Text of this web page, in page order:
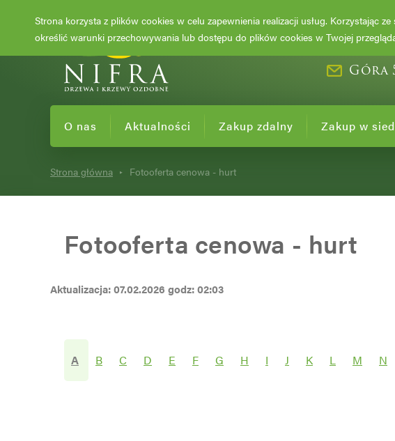
Góra
O nas Aktualności Zakup zdalny Zakup w
Strona główna Fotooferta cenowa - hurt
Fotooferta cenowa - hurt
Aktualizacja: 07.02.2026 godz: 02:03
Wybierz grupę roślin
A B C D E F G H I J K L M N
Strona korzysta z plików cookies w celu zapewnienia realizacji usług. Korzystając
określić warunki przechowywania lub dostępu do plików cookies w Twojej